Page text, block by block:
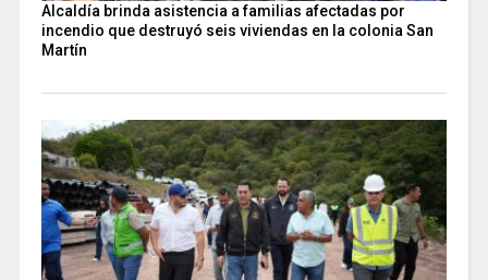
Alcaldía brinda asistencia a familias afectadas por
incendio que destruyó seis viviendas en la colonia San
Martín